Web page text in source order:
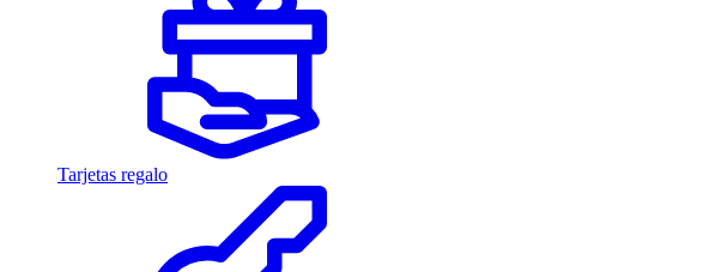
Tarjetas regalo